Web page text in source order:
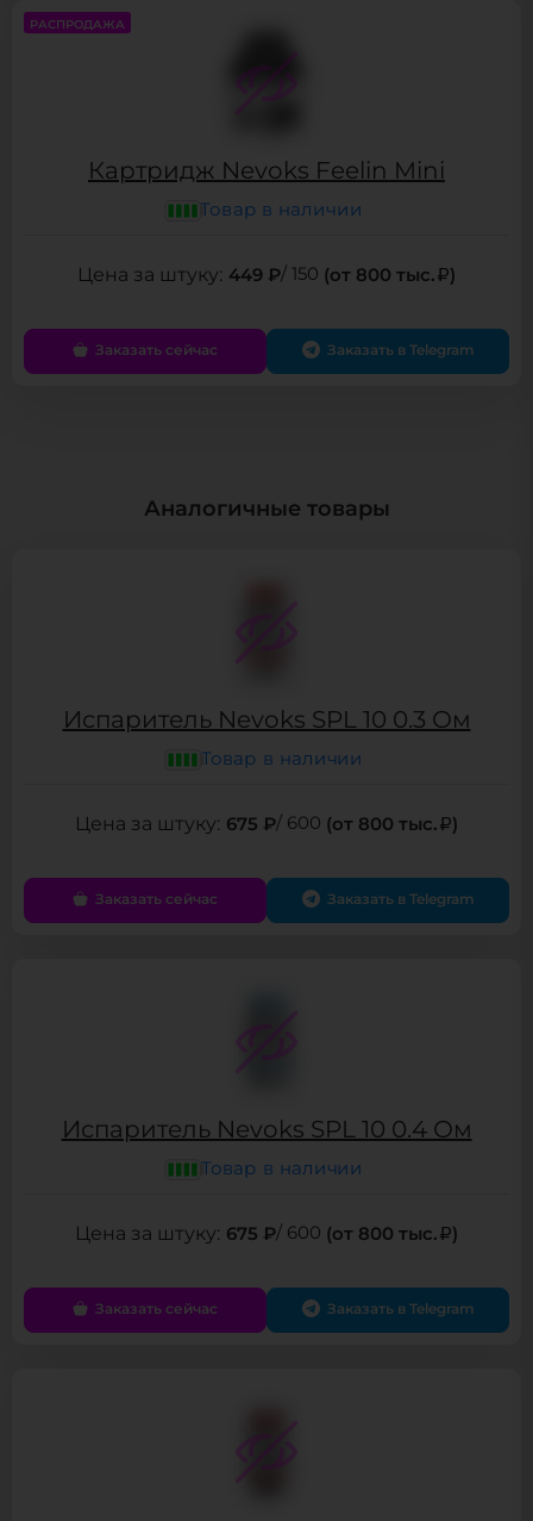
РАСПРОДАЖА
Картридж Nevoks Feelin Mini
Товар в наличии
449 ₽/ 150 (от 800 тыс. )
Заказать сейчас Заказать в Telegram
Аналогичные товары
Испаритель Nevoks SPL 10 0.3 Ом
Товар в наличии
675 ₽/ 600 (от 800 тыс. )
Заказать сейчас Заказать в Telegram
Испаритель Nevoks SPL 10 0.4 Ом
Товар в наличии
675 ₽/ 600 (от 800 тыс. )
Заказать сейчас Заказать в Telegram